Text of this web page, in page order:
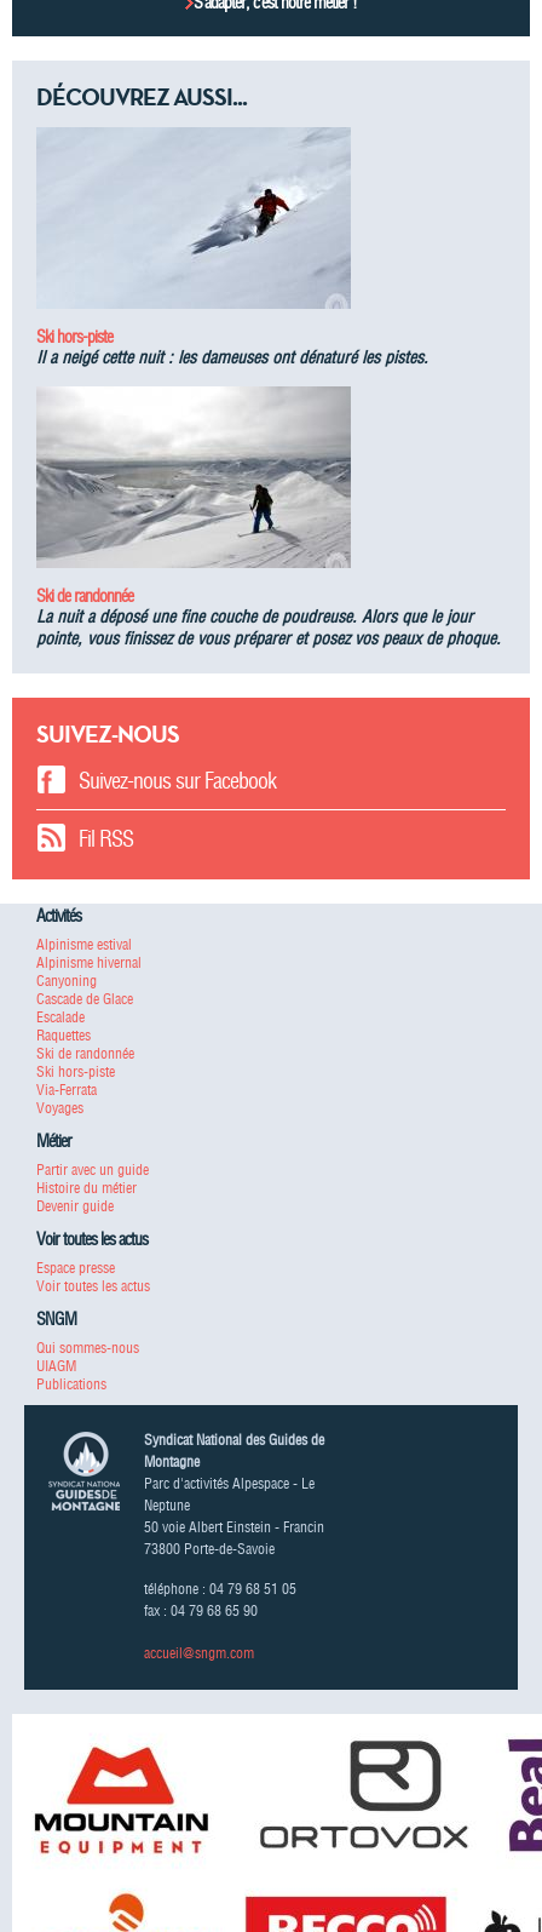
DÉCOUVREZ AUSSI...
Ski hors-piste
Il a neigé cette nuit : les dameuses ont dénaturé les pistes.
Ski de randonnée
La nuit a déposé une fine couche de poudreuse. Alors que le jour
pointe, vous finissez de vous préparer et posez vos peaux de phoque.
SUIVEZ-NOUS
Suivez-nous sur Facebook
Fil RSS
Activités
Alpinisme estival
Alpinisme hivernal
Canyoning
Cascade de Glace
Escalade
Raquettes
Ski de randonnée
Ski hors-piste
Via-Ferrata
Voyages
Métier
Partir avec un guide
Histoire du métier
Devenir guide
Voir toutes les actus
Espace presse
Voir toutes les actus
SNGM
Qui sommes-nous
UIAGM
Publications
Syndicat National des Guides de
Montagne
Parc d'activités Alpespace - Le
Neptune
50 voie Albert Einstein - Francin
73800 Porte-de-Savoie
téléphone : 04 79 68 51 05
fax : 04 79 68 65 90
accueil@sngm.com